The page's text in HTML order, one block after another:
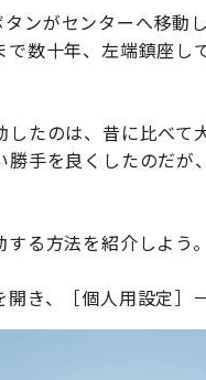
ンがセンターへ移動
数十年、左端鎮座
たのは、昔に比べ
手を良くしたのだが
る方法を紹介しよう。
き、［個人用設定］